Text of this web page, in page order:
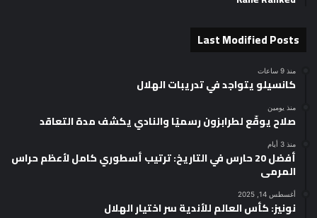
Last Modified Posts
منذ 9 ساعات
كانسيلو يتواجد في تدريبات الهلال
منذ يومين
صلاح يوقّع لطرابزون رسميًا والنادي يكشف مدة التعاقد
منذ 3 أيام
أفضل 20 حارس في التاريخ: ترتيب أسطوري كامل لأعظم حراس
المرمى
أغسطس 14, 2025
نونيز: كأس العالم للأندية سر اختيار الهلال